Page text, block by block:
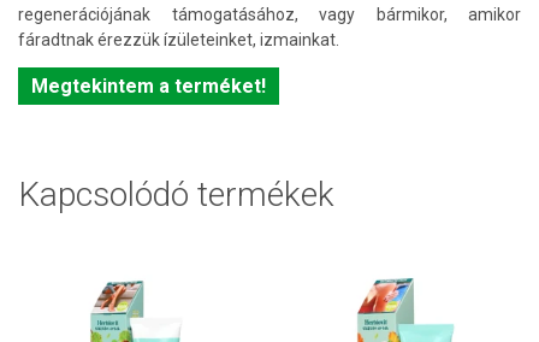
regenerációjának támogatásához, vagy bármikor, amikor
fáradtnak érezzük ízületeinket, izmainkat.
Megtekintem a terméket!
Kapcsolódó termékek